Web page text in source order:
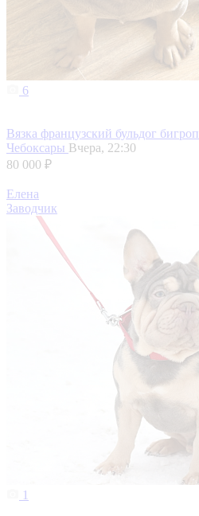
6
Вязка французский бульдог бигроп
Чебоксары Вчера, 22:30
80 000 ₽
Елена
Заводчик
1